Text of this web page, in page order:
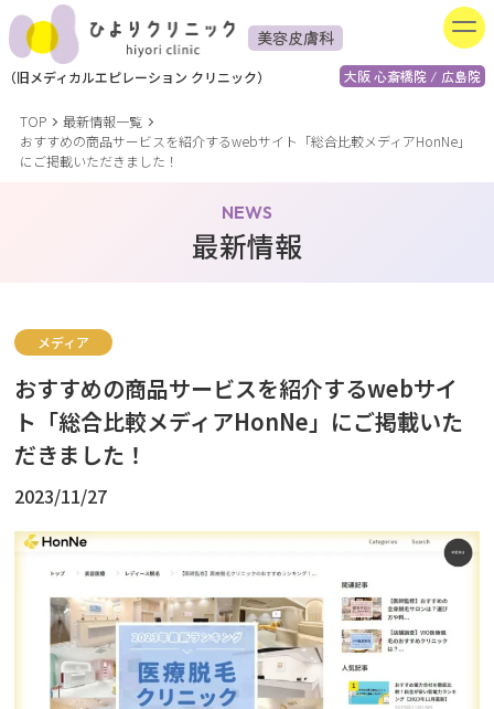
美容皮膚科
大阪 心斎橋院 / 広島院
（旧メディカルエピレーション クリニック）
TOP
最新情報一覧
おすすめの商品サービスを紹介するwebサイト「総合比較メディアHonNe」
にご掲載いただきました！
NEWS
最新情報
メディア
おすすめの商品サービスを紹介するwebサイ
ト「総合比較メディアHonNe」にご掲載いた
だきました！
2023/11/27